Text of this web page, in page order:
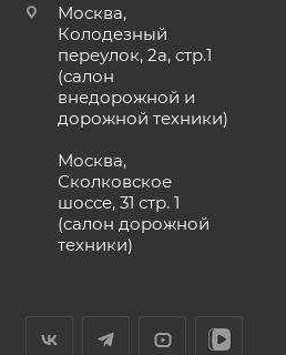
Москва,
Колодезный
переулок, 2а, стр.1
(салон
внедорожной и
дорожной техники)
Москва,
Сколковское
шоссе, 31 стр. 1
(салон дорожной
техники)